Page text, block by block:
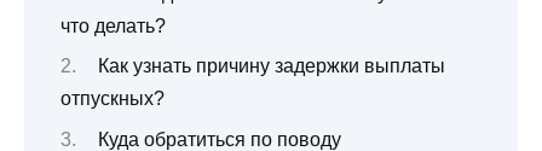
что делать?
Как узнать причину задержки выплаты
отпускных?
Куда обратиться по поводу